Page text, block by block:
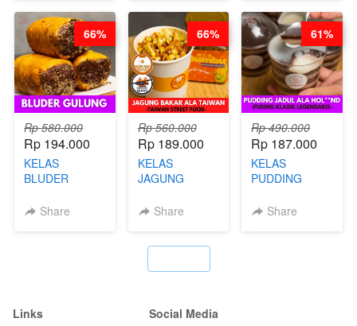
CHEF
STEPHANIE
STEPHANIE
Rp 580.000
Rp 194.000
KELAS
BLUDER
CHEF DITA
Share
66%
Rp 560.000
Rp 189.000
KELAS
JAGUNG
TAIWAN -
FOOD- BY
CHEF
Share
66%
Rp 490.000
Rp 187.000
KELAS
PUDDING
HOL**ND -
Share
61%
Links Social Media